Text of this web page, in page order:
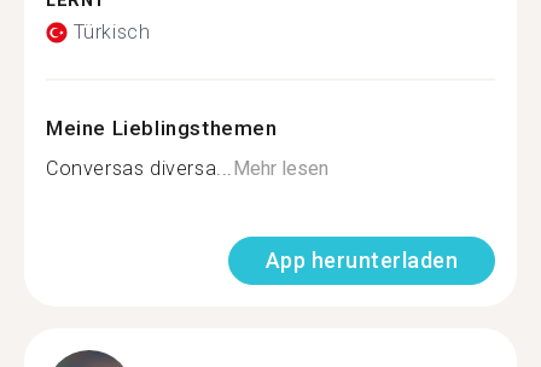
Türkisch
Meine Lieblingsthemen
Conversas diversa...Mehr lesen
App herunterladen